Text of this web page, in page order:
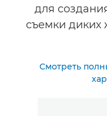
для
съемки диких
Смотреть